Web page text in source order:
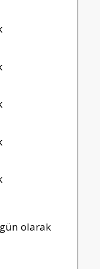
olarak